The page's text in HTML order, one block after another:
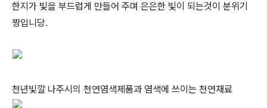
한지가 빛을 부드럽게 만들어 주며 은은한 빛이 되는것이 분위기
짱입니당.
천년빛깔 나주시의 천연염색제품과 염색에 쓰이는 천연재료